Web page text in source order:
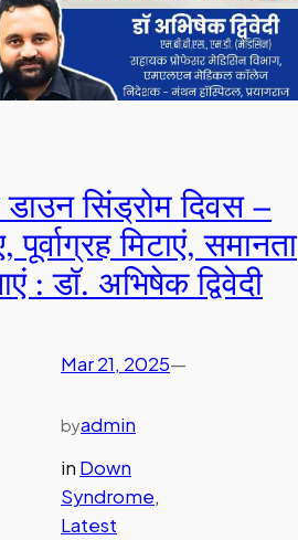
डाउन सिंड्रोम दिवस –
मिटाएं, समानता
: डॉ. अभिषेक द्विवेदी
Mar 21, 2025—
byadmin
in Down
Syndrome
Latest